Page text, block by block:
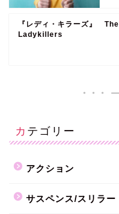
『レディ・キラーズ』 The
Ladykillers
カテゴリー
アクション
サスペンス/スリラー